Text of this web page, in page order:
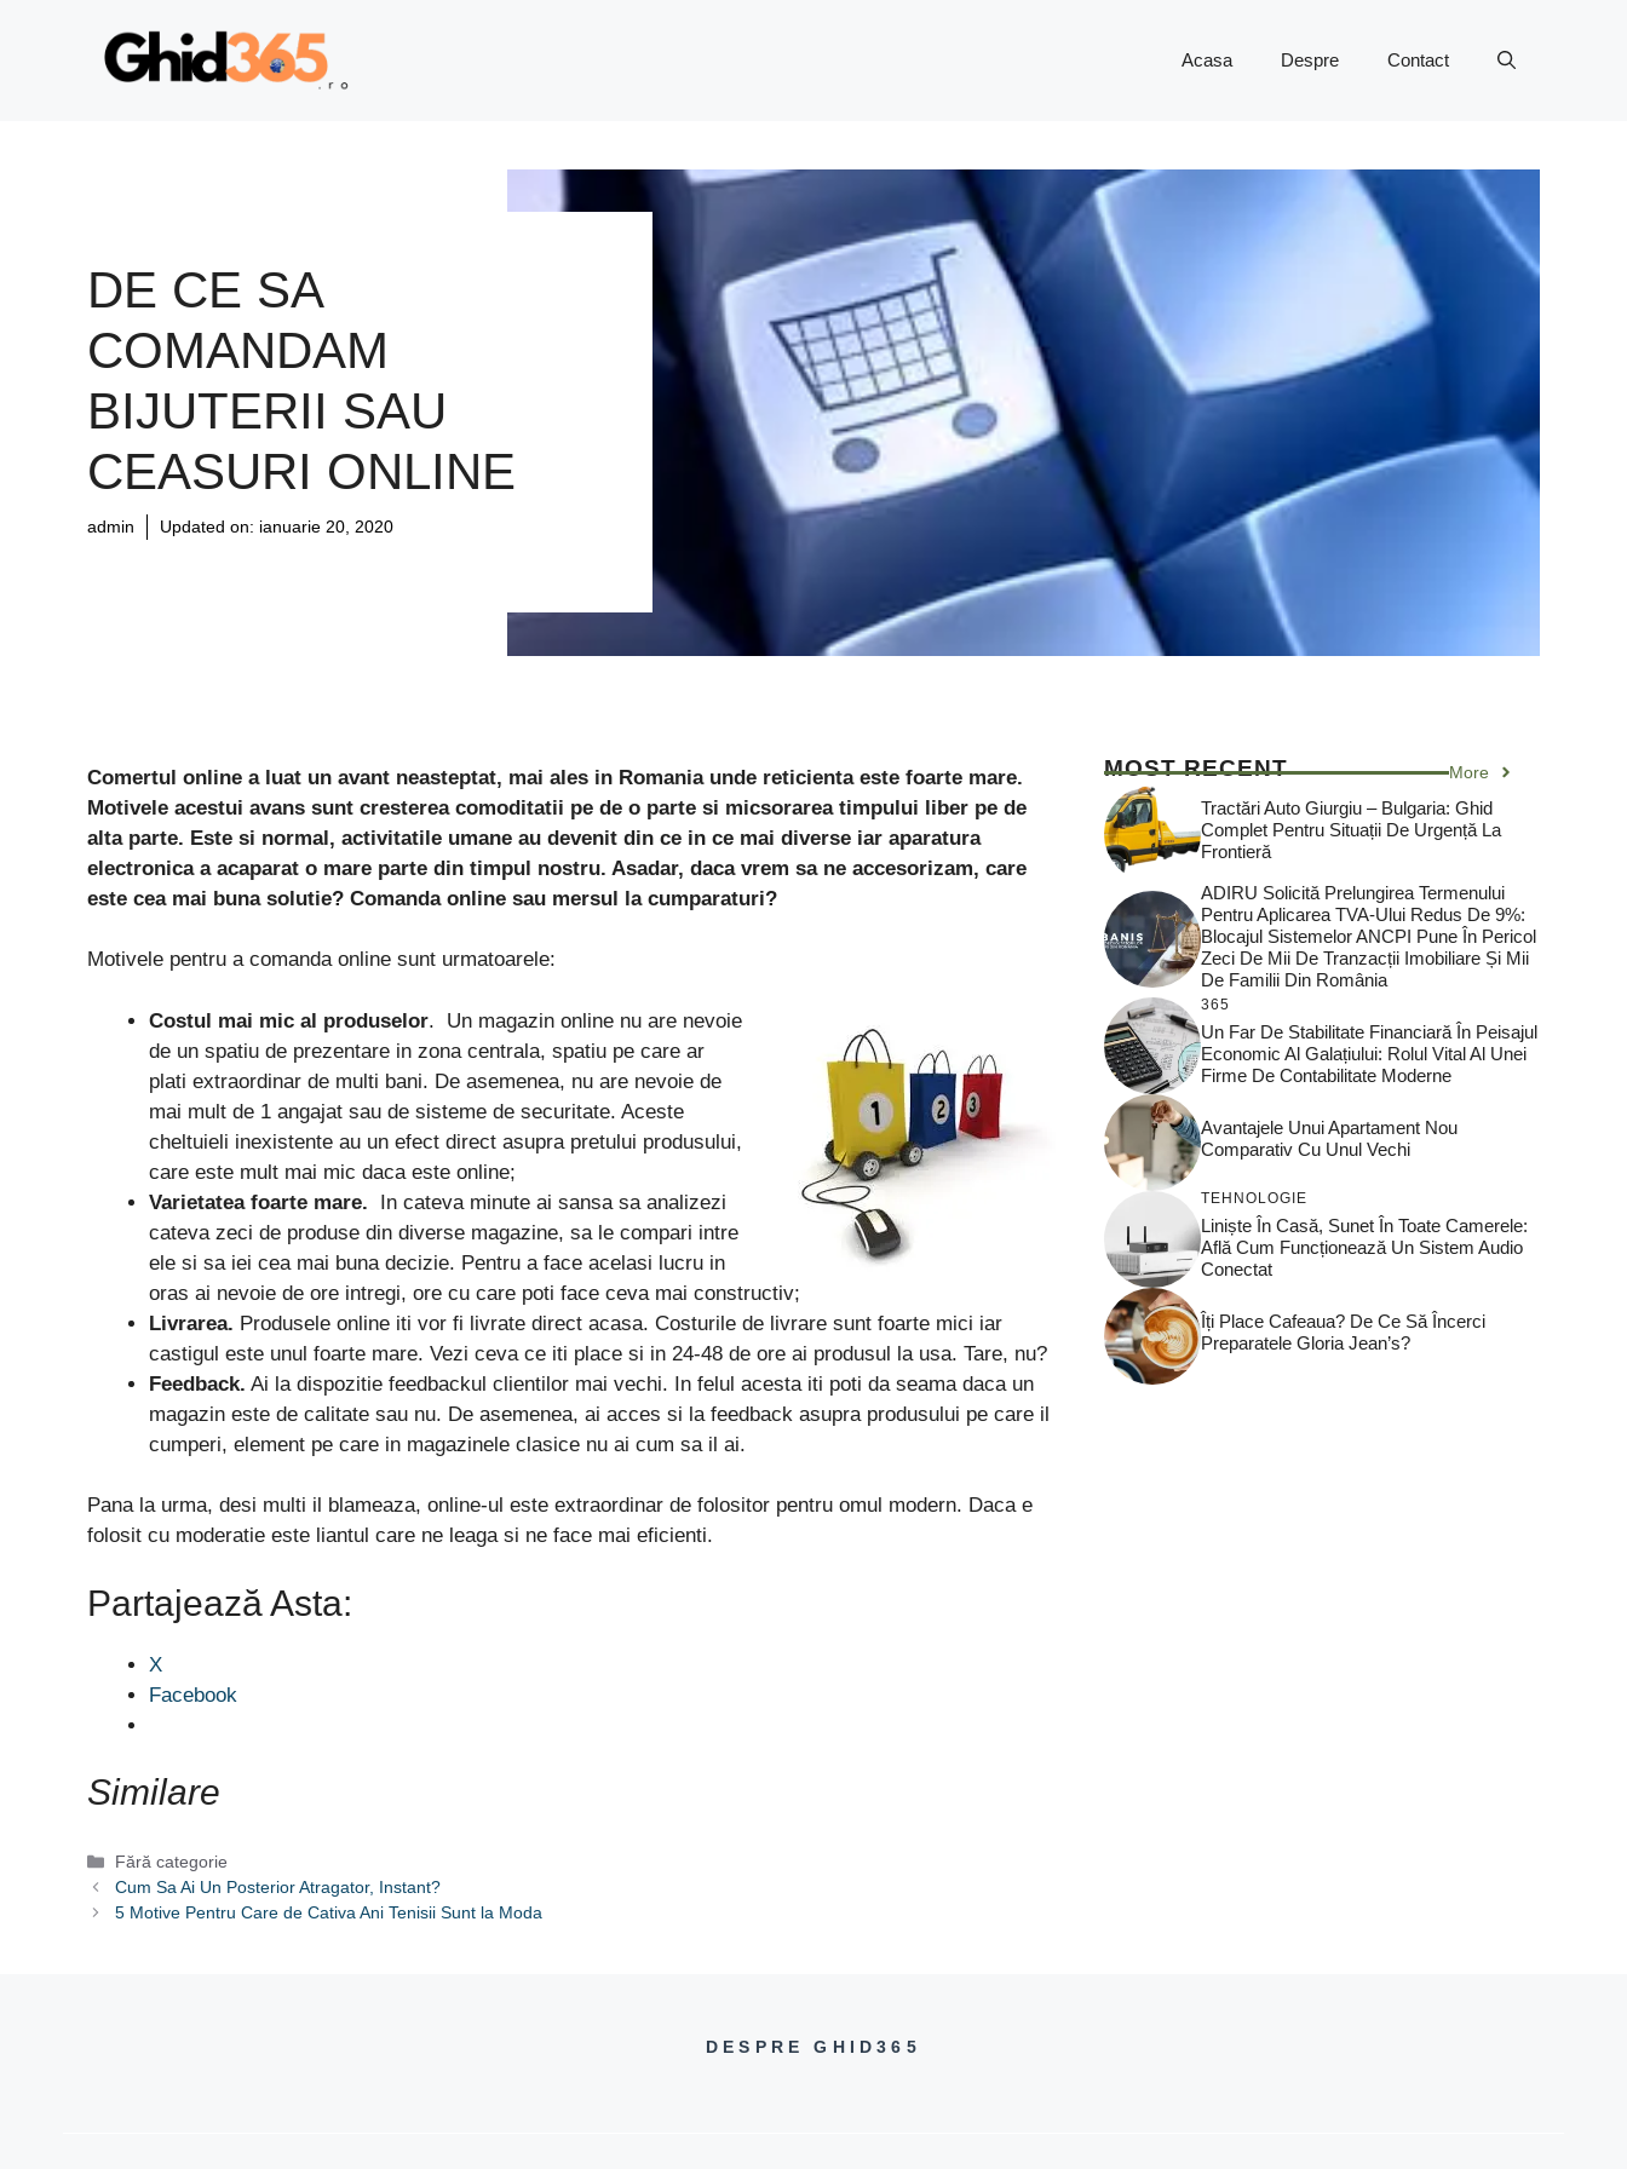
Acasa Despre Contact
DE CE SA
COMANDAM
BIJUTERII SAU
CEASURI ONLINE
admin Updated on: ianuarie 20, 2020
Comertul online a luat un avant neasteptat, mai ales in Romania unde reticienta este foarte mare.
Motivele acestui avans sunt cresterea comoditatii pe de o parte si micsorarea timpului liber pe de
alta parte. Este si normal, activitatile umane au devenit din ce in ce mai diverse iar aparatura
electronica a acaparat o mare parte din timpul nostru. Asadar, daca vrem sa ne accesorizam, care
este cea mai buna solutie? Comanda online sau mersul la cumparaturi?
Motivele pentru a comanda online sunt urmatoarele:
Costul mai mic al produselor. Un magazin online nu are nevoie
de un spatiu de prezentare in zona centrala, spatiu pe care ar
plati extraordinar de multi bani. De asemenea, nu are nevoie de
mai mult de 1 angajat sau de sisteme de securitate. Aceste
cheltuieli inexistente au un efect direct asupra pretului produsului,
care este mult mai mic daca este online;
Varietatea foarte mare. In cateva minute ai sansa sa analizezi
cateva zeci de produse din diverse magazine, sa le compari intre
ele si sa iei cea mai buna decizie. Pentru a face acelasi lucru in
oras ai nevoie de ore intregi, ore cu care poti face ceva mai constructiv;
Livrarea. Produsele online iti vor fi livrate direct acasa. Costurile de livrare sunt foarte mici iar
castigul este unul foarte mare. Vezi ceva ce iti place si in 24-48 de ore ai produsul la usa. Tare, nu?
Feedback. Ai la dispozitie feedbackul clientilor mai vechi. In felul acesta iti poti da seama daca un
magazin este de calitate sau nu. De asemenea, ai acces si la feedback asupra produsului pe care il
cumperi, element pe care in magazinele clasice nu ai cum sa il ai.
Pana la urma, desi multi il blameaza, online-ul este extraordinar de folositor pentru omul modern. Daca e
folosit cu moderatie este liantul care ne leaga si ne face mai eficienti.
Partajează Asta:
X
Facebook
Similare
Categorii
Fără categorie
Cum Sa Ai Un Posterior Atragator, Instant?
5 Motive Pentru Care de Cativa Ani Tenisii Sunt la Moda
MOST RECENT More
Tractări Auto Giurgiu – Bulgaria: Ghid
Complet Pentru Situații De Urgență La
Frontieră
ADIRU Solicită Prelungirea Termenului
Pentru Aplicarea TVA-Ului Redus De 9%:
Blocajul Sistemelor ANCPI Pune În Pericol
Zeci De Mii De Tranzacții Imobiliare Și Mii
De Familii Din România
365
Un Far De Stabilitate Financiară În Peisajul
Economic Al Galațiului: Rolul Vital Al Unei
Firme De Contabilitate Moderne
Avantajele Unui Apartament Nou
Comparativ Cu Unul Vechi
TEHNOLOGIE
Liniște În Casă, Sunet În Toate Camerele:
Află Cum Funcționează Un Sistem Audio
Conectat
Îți Place Cafeaua? De Ce Să Încerci
Preparatele Gloria Jean’s?
DESPRE GHID365